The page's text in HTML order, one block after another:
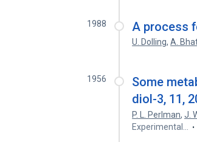
1988 A process
U. Dolling,A.
1956
Some
diol-3, 11,
P. L. Perlman,J.
Experimental…